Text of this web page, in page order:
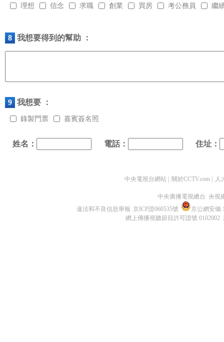
理想 信念 求職 創業 買房 考公務員 繼
8 我想要得到的幫助 ：
9 我想要 ：
錄製門票 嘉賓簽名照
姓名： 電話： 住址：
中央電視台網站 關於CCTV.com 人
中央廣播電視總台 央視
違法和不良信息舉報 京ICP證060535號
京公網安備
網上傳播視聽節目許可證號 0102002